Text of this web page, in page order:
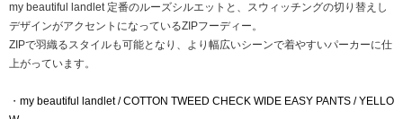
my beautiful landlet 定番のルーズシルエットと、スウィッチングの切り替えし
デザインがアクセントになっているZIPフーディー。
ZIPで羽織るスタイルも可能となり、より幅広いシーンで着やすいパーカーに仕
上がっています。
・ my beautiful landlet / COTTON TWEED CHECK WIDE EASY PANTS / YELLO